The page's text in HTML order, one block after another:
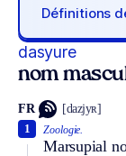
Définitions
dasyure
nom
FR [dazjyʀ]
Zoologie.
Marsupial
1